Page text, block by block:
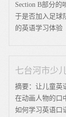
Section B部分
于是否加入足球
的英语学习体验
七台河市少
摘要：让儿童英
在动画人物的口
如何学习英语口